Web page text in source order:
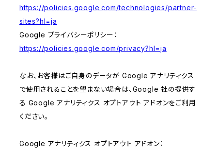
https://policies.google.com/technologies/partner-
sites?hl=ja
Google プライバシーポリシー：
https://policies.google.com/privacy?hl=ja
なお、お客様はご自身のデータが Google アナリティクス
で使用されることを望まない場合は、Google 社の提供す
る Google アナリティクス オプトアウト アドオンをご利用
ください。
Google アナリティクス オプトアウト アドオン：